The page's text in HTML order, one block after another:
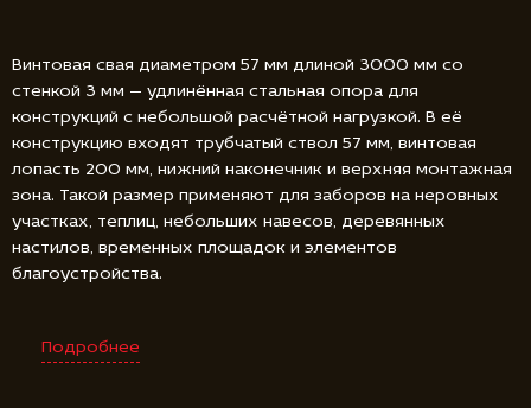
Винтовая свая диаметром 57 мм длиной 3000 мм со
стенкой 3 мм — удлинённая стальная опора для
конструкций с небольшой расчётной нагрузкой. В её
конструкцию входят трубчатый ствол 57 мм, винтовая
лопасть 200 мм, нижний наконечник и верхняя монтажная
зона. Такой размер применяют для заборов на неровных
участках, теплиц, небольших навесов, деревянных
настилов, временных площадок и элементов
благоустройства.
Подробнее